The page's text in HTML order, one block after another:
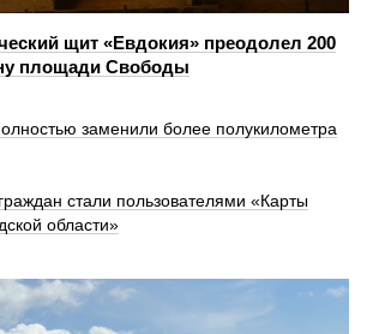
щит «Евдокия» преодолел 200
площади Свободы
заменили более полукилометра
стали пользователями «Карты
области»